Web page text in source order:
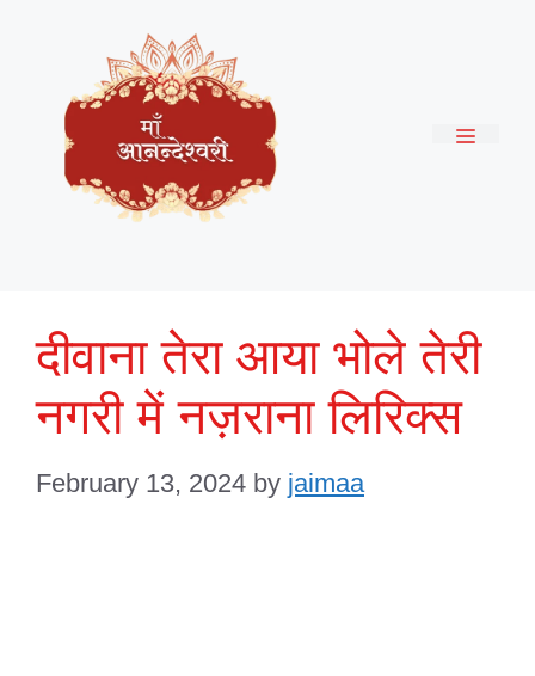
content
दीवाना तेरा आया भोले तेरी
नगरी में नज़राना लिरिक्स
February 13, 2024 by jaimaa